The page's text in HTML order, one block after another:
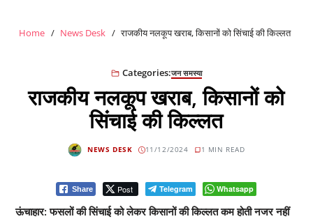
Home News Desk राजकीय नलकूप खराब, किसानों को सिंचाई की किल्लत
Categories:जन समस्या
राजकीय नलकूप खराब, किसानों को
सिंचाई की किल्लत
NEWS DESK 11/12/2024 1 MIN READ
Share Post Telegram Whatsapp
ऊंचाहार: फसलों की सिंचाई को लेकर किसानों की किल्लत कम होती नजर नहीं